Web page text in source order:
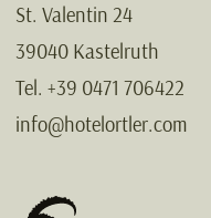
St. Valentin 24
39040 Kastelruth
Tel. +39 0471 706422
info@hotelortler.com